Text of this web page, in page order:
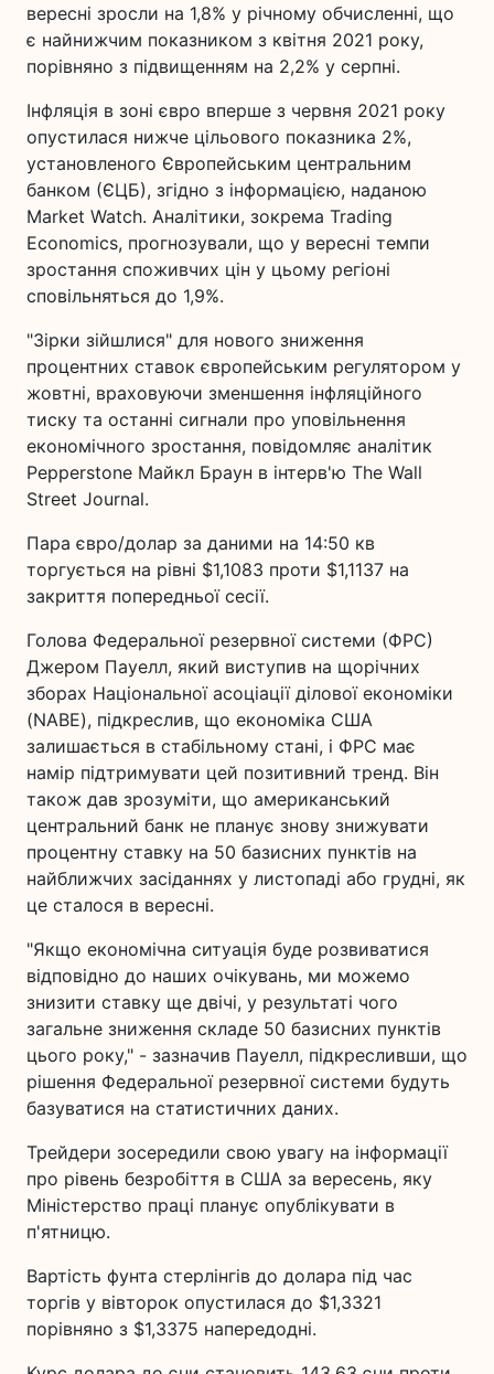
вересні зросли на 1,8% у річному обчисленні, що
є найнижчим показником з квітня 2021 року,
порівняно з підвищенням на 2,2% у серпні.
Інфляція в зоні євро вперше з червня 2021 року
опустилася нижче цільового показника 2%,
установленого Європейським центральним
банком (ЄЦБ), згідно з інформацією, наданою
Market Watch. Аналітики, зокрема Trading
Economics, прогнозували, що у вересні темпи
зростання споживчих цін у цьому регіоні
сповільняться до 1,9%.
"Зірки зійшлися" для нового зниження
процентних ставок європейським регулятором у
жовтні, враховуючи зменшення інфляційного
тиску та останні сигнали про уповільнення
економічного зростання, повідомляє аналітик
Pepperstone Майкл Браун в інтерв'ю The Wall
Street Journal.
Пара євро/долар за даними на 14:50 кв
торгується на рівні $1,1083 проти $1,1137 на
закриття попередньої сесії.
Голова Федеральної резервної системи (ФРС)
Джером Пауелл, який виступив на щорічних
зборах Національної асоціації ділової економіки
(NABE), підкреслив, що економіка США
залишається в стабільному стані, і ФРС має
намір підтримувати цей позитивний тренд. Він
також дав зрозуміти, що американський
центральний банк не планує знову знижувати
процентну ставку на 50 базисних пунктів на
найближчих засіданнях у листопаді або грудні, як
це сталося в вересні.
"Якщо економічна ситуація буде розвиватися
відповідно до наших очікувань, ми можемо
знизити ставку ще двічі, у результаті чого
загальне зниження складе 50 базисних пунктів
цього року," - зазначив Пауелл, підкресливши, що
рішення Федеральної резервної системи будуть
базуватися на статистичних даних.
Трейдери зосередили свою увагу на інформації
про рівень безробіття в США за вересень, яку
Міністерство праці планує опублікувати в
п'ятницю.
Вартість фунта стерлінгів до долара під час
торгів у вівторок опустилася до $1,3321
порівняно з $1,3375 напередодні.